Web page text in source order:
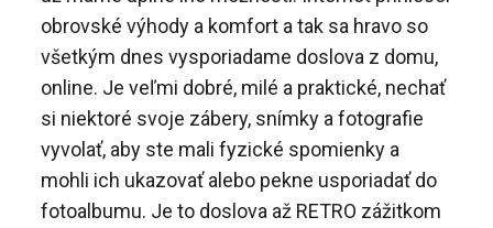
obrovské výhody a komfort a tak sa hravo so
všetkým dnes vysporiadame doslova z domu,
online. Je veľmi dobré, milé a praktické, nechať
si niektoré svoje zábery, snímky a fotografie
vyvolať, aby ste mali fyzické spomienky a
mohli ich ukazovať alebo pekne usporiadať do
fotoalbumu. Je to doslova až RETRO zážitkom